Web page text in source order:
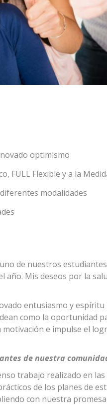
optimismo
FULL Flexible y a la
modalidades
de nuestros
año. Mis deseos por la
entusiasmo y
como la oportunidad
e impulse el
de nuestra
trabajo realizado en
de los planes de
con nuestra promesa